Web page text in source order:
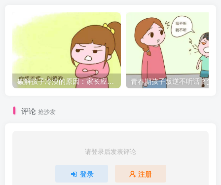
破解孩子冷漠的原因：家长应如何引导？
评论 抢沙发
请登录后发表评论
登录 注册